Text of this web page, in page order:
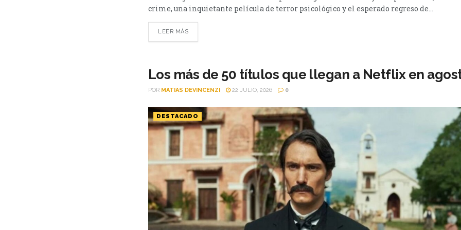
crime, una inquietante película de terror psicológico y el esperado regreso de...
LEER MÁS
Los más de 50 títulos que llegan a Netflix en
POR MATIAS DEVINCENZI 22 JULIO, 2026 0
DESTACADO